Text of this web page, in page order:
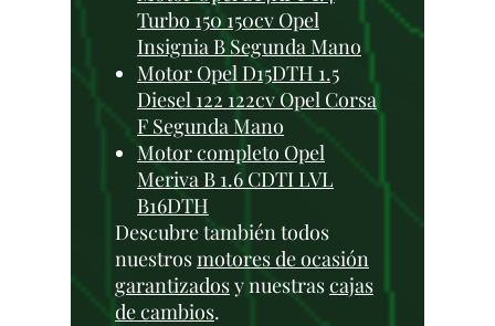
Turbo 150 150cv Opel
Insignia B Segunda Mano
Motor Opel D15DTH 1.5
Diesel 122 122cv Opel Corsa
F Segunda Mano
Motor completo Opel
Meriva B 1.6 CDTI LVL
B16DTH
Descubre también todos
nuestrosmotores de ocasión
garantizadosy nuestrascajas
de cambios.